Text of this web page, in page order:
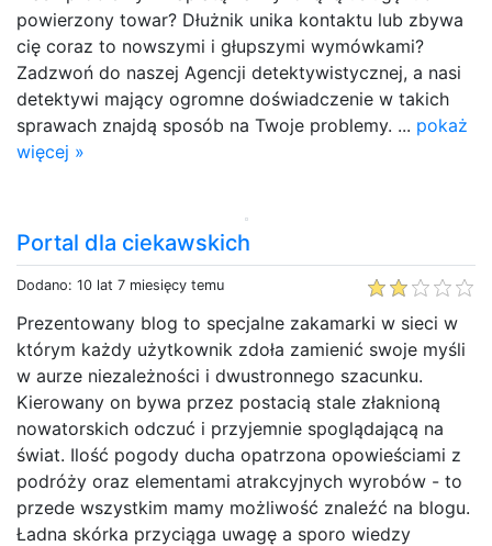
powierzony towar? Dłużnik unika kontaktu lub zbywa
cię coraz to nowszymi i głupszymi wymówkami?
Zadzwoń do naszej Agencji detektywistycznej, a nasi
detektywi mający ogromne doświadczenie w takich
sprawach znajdą sposób na Twoje problemy. ... pokaż
więcej »
Portal dla ciekawskich
Dodano: 10 lat 7 miesięcy temu
Prezentowany blog to specjalne zakamarki w sieci w
którym każdy użytkownik zdoła zamienić swoje myśli
w aurze niezależności i dwustronnego szacunku.
Kierowany on bywa przez postacią stale złaknioną
nowatorskich odczuć i przyjemnie spoglądającą na
świat. Ilość pogody ducha opatrzona opowieściami z
podróży oraz elementami atrakcyjnych wyrobów - to
przede wszystkim mamy możliwość znaleźć na blogu.
Ładna skórka przyciąga uwagę a sporo wiedzy